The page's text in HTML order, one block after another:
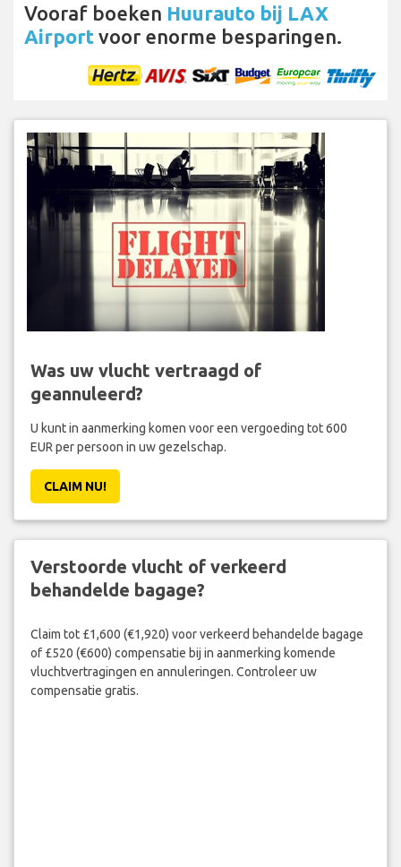
Vooraf boeken Huurauto bij LAX
Airport voor enorme besparingen.
Was uw vlucht vertraagd of
geannuleerd?
U kunt in aanmerking komen voor een vergoeding tot 600
EUR per persoon in uw gezelschap.
CLAIM NU!
Verstoorde vlucht of verkeerd
behandelde bagage?
Claim tot £1,600 (€1,920) voor verkeerd behandelde bagage
of £520 (€600) compensatie bij in aanmerking komende
vluchtvertragingen en annuleringen. Controleer uw
compensatie gratis.